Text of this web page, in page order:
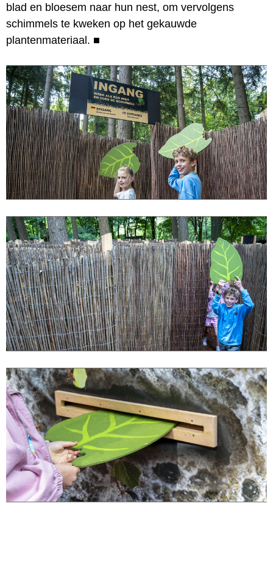
blad en bloesem naar hun nest, om vervolgens
schimmels te kweken op het gekauwde
plantenmateriaal. ■